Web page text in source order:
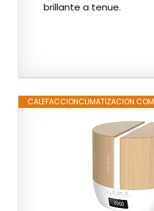
brillante a tenue.
CALEFACCIONCLIMATIZACION.COM